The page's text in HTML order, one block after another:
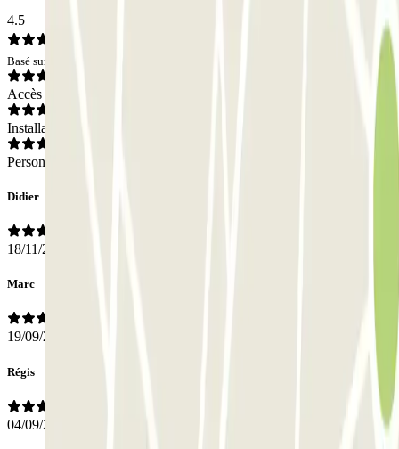
4.5
Basé sur 5 avis
Accès
Installations
Personnel
Didier
18/11/2019
Marc
19/09/2019
Régis
04/09/2019